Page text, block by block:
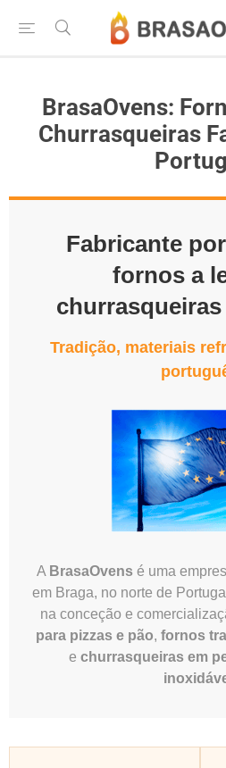
BrasaOvens:
Churrasqueiras
Fabricante
fornos a
Tradição, materiais
A BrasaOvensé uma
em Braga, no norte de
na conceção e
para pizzas e pão, fornos
e churrasqueiras em